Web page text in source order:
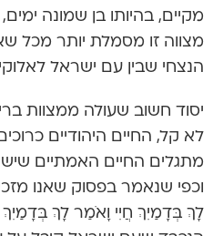
מקיים, בהיותו בן שמונה
מצווה זו מסמלת יותר מכל
הנצחי שבין עם ישראל
יסוד חשוב שעולה ממצוות
לא קל, החיים היהודיים
מתגלים החיים האמתיים
וכפי שנאמר בפסוק שאנו
לָךְ בְּדָמַיִךְ חֲיִי וָאֹמַר לָךְ בְּדָמַיִךְ